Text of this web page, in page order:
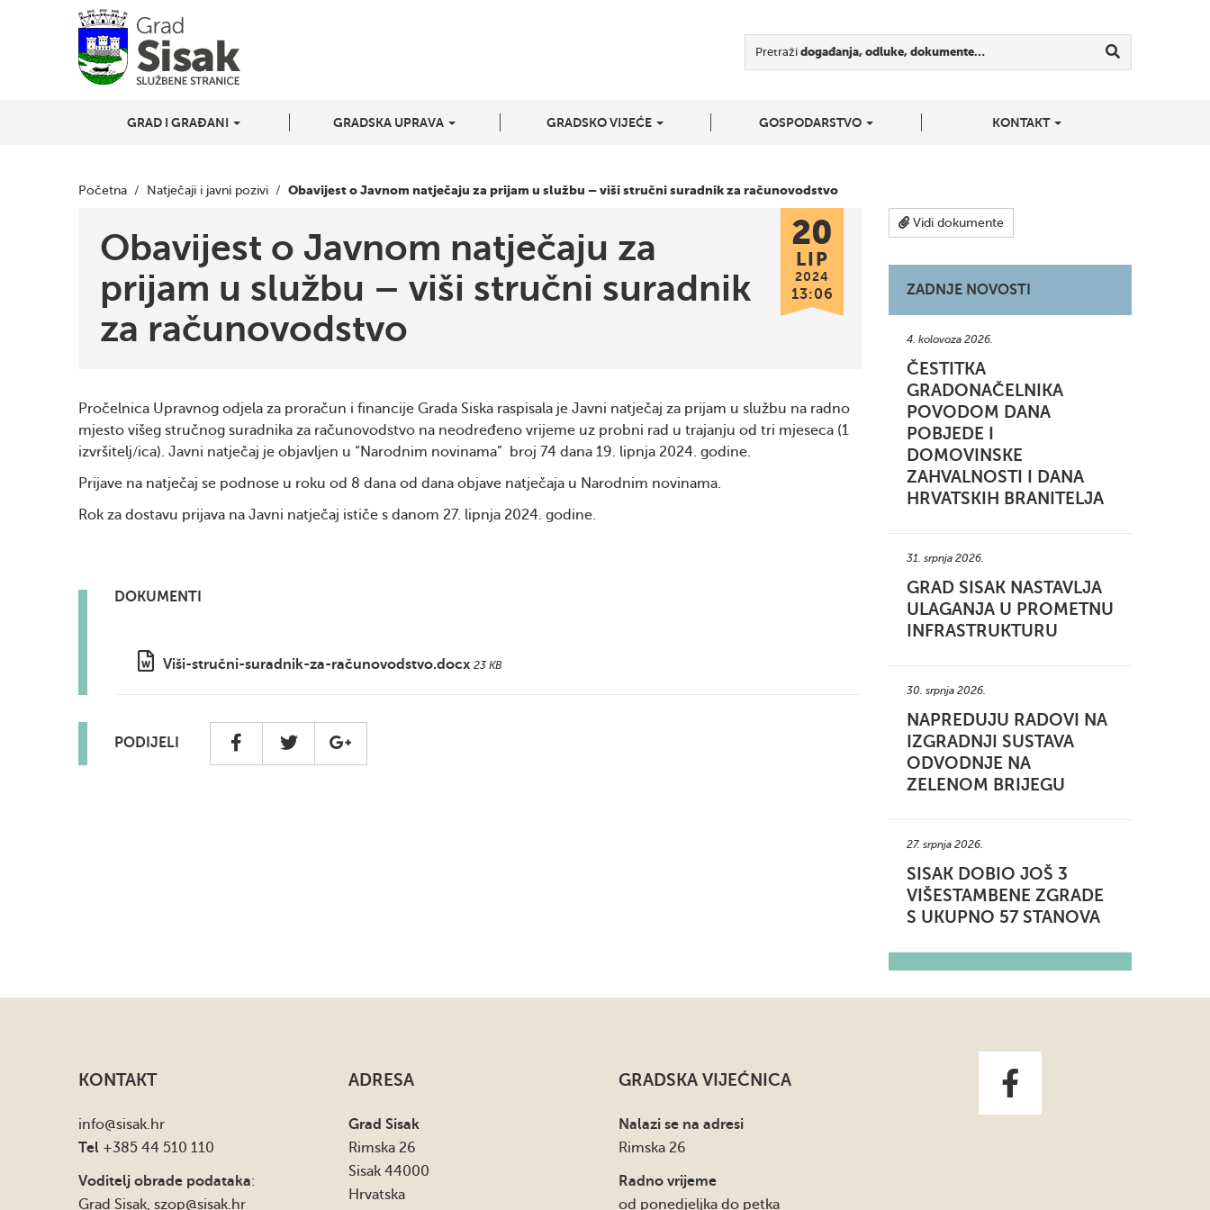
Pretraži događanja, odluke, dokumente…
GRAD I GRAĐANI GRADSKA UPRAVA GRADSKO VIJEĆE GOSPODARSTVO KONTAKT
Početna / Natječaji i javni pozivi / Obavijest o Javnom natječaju za prijam u službu – viši stručni suradnik za računovodstvo
Obavijest o Javnom natječaju za
prijam u službu – viši stručni suradnik
za računovodstvo
20
LIP
2024
13:06
Pročelnica Upravnog odjela za proračun i financije Grada Siska raspisala je Javni natječaj za prijam u službu na radno
mjesto višeg stručnog suradnika za računovodstvo na neodređeno vrijeme uz probni rad u trajanju od tri mjeseca (1
izvršitelj/ica). Javni natječaj je objavljen u “Narodnim novinama” broj 74 dana 19. lipnja 2024. godine.
Prijave na natječaj se podnose u roku od 8 dana od dana objave natječaja u Narodnim novinama.
Rok za dostavu prijava na Javni natječaj ističe s danom 27. lipnja 2024. godine.
DOKUMENTI
Viši-stručni-suradnik-za-računovodstvo.docx 23 KB
PODIJELI
Vidi dokumente
ZADNJE NOVOSTI
4. kolovoza 2026.
ČESTITKA
GRADONAČELNIKA
POVODOM DANA
POBJEDE I
DOMOVINSKE
ZAHVALNOSTI I DANA
HRVATSKIH BRANITELJA
31. srpnja 2026.
GRAD SISAK NASTAVLJA
ULAGANJA U PROMETNU
INFRASTRUKTURU
30. srpnja 2026.
NAPREDUJU RADOVI NA
IZGRADNJI SUSTAVA
ODVODNJE NA
ZELENOM BRIJEGU
27. srpnja 2026.
SISAK DOBIO JOŠ 3
VIŠESTAMBENE ZGRADE
S UKUPNO 57 STANOVA
KONTAKT
info@sisak.hr
Tel +385 44 510 110
Voditelj obrade podataka:
Grad Sisak, szop@sisak.hr
ADRESA
Grad Sisak
Rimska 26
Sisak 44000
Hrvatska
GRADSKA VIJEĆNICA
Nalazi se na adresi
Rimska 26
Radno vrijeme
od ponedjeljka do petka